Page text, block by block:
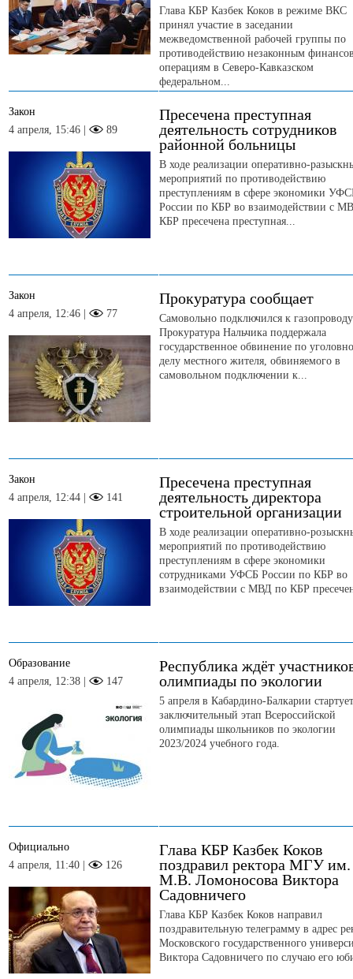
Глава КБР Казбек Коков в режиме ВКС
принял участие в заседании
межведомственной рабочей группы по
противодействию незаконным
операциям в Северо-Кавказском
федеральном...
Закон
4 апреля, 15:46 |
89
Пресечена преступная
деятельность сотрудников
районной больницы
В ходе реализации оперативно-
мероприятий по противодействию
преступлениям в сфере экономики
России по КБР во взаимодействии с
КБР пресечена преступная...
Закон
4 апреля, 12:46 |
77
Прокуратура сообщает
Самовольно подключился к газопроводу
Прокуратура Нальчика поддержала
государственное обвинение по
делу местного жителя, обвиняемого в
самовольном подключении к...
Закон
4 апреля, 12:44 |
141
Пресечена преступная
деятельность директора
строительной организации
В ходе реализации оперативно-
мероприятий по противодействию
преступлениям в сфере экономики
сотрудниками УФСБ России по КБР во
взаимодействии с МВД по КБР
Образование
4 апреля, 12:38 |
147
Республика ждёт
олимпиады по экологии
5 апреля в Кабардино-Балкарии стартует
заключительный этап Всероссийской
олимпиады школьников по экологии
2023/2024 учебного года.
Официально
4 апреля, 11:40 |
126
Глава КБР Казбек Коков
поздравил ректора МГУ им.
М.В. Ломоносова Виктора
Садовничего
Глава КБР Казбек Коков направил
поздравительную телеграмму в адрес
Московского государственного
Виктора Садовничего по случаю его